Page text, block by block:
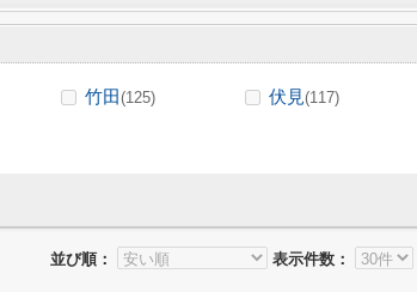
竹田(125) 伏見(117)
並び順： 表示件数：